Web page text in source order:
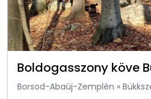
Boldogasszony köve
Borsod-Abaúj-Zemplén »